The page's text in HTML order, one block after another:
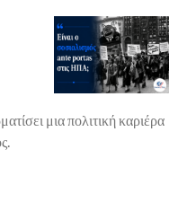
μια πολιτική καριέρα